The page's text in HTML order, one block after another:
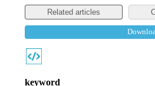
Related articles
keyword